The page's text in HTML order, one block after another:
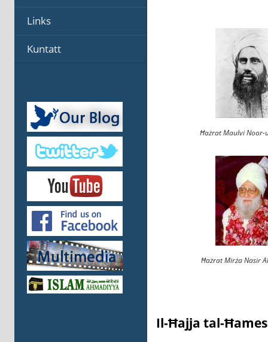
Links
Kuntatt
Ħażrat Maulvi Noor-
Ħażrat Mirża Nasir
Il-Ħajja tal-